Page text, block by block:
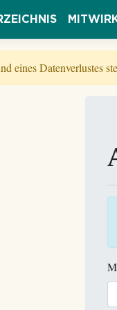
eines Datenverlustes